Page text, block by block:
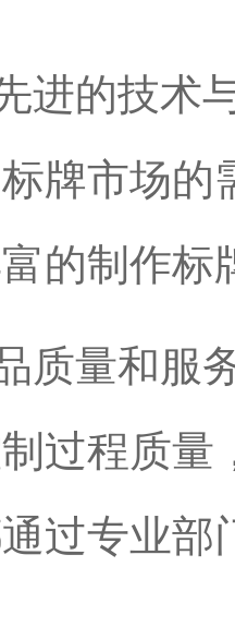
进的技术
牌市场的
富的制作
质量和服
过程质
过专业部